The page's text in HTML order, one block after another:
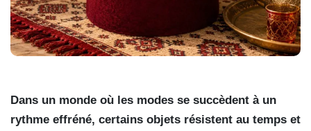
Dans un monde où les modes se succèdent à un
rythme effréné, certains objets résistent au temps et